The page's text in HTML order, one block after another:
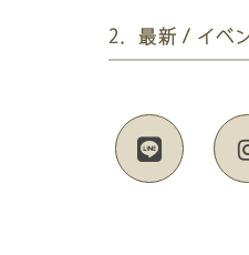
2．最新 / イベ